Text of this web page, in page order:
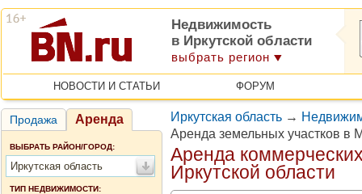
Недвижимость
в Иркутской области
выбрать регион
НОВОСТИ И СТАТЬИ ФОРУМ
Продажа Аренда
ВЫБРАТЬ РАЙОН/ГОРОД:
Иркутская область
ТИП НЕДВИЖИМОСТИ:
Иркутская область →
Аренда земельных участков в
Аренда
Иркутской области